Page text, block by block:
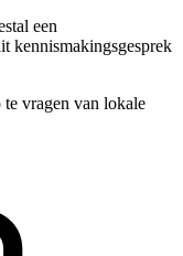
een
kennismakingsgesprek
vragen van lokale